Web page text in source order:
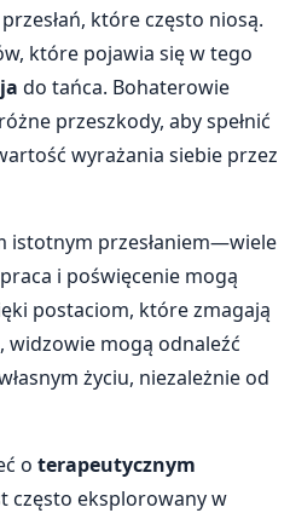
które często niosą.
które pojawia się w tego
do tańca. Bohaterowie
przeszkody, aby spełnić
wyrażania siebie przez
istotnym przesłaniem—wiele
i poświęcenie mogą
postaciom, które zmagają
widzowie mogą odnaleźć
życiu, niezależnie od
o terapeutycznym
często eksplorowany w